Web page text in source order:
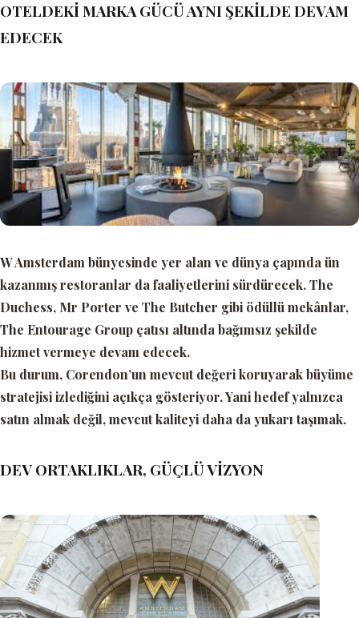
OTELDEKİ MARKA GÜCÜ AYNI ŞEKİLDE DEVAM
EDECEK
W Amsterdam bünyesinde yer alan ve dünya çapında ün
kazanmış restoranlar da faaliyetlerini sürdürecek. The
Duchess, Mr Porter ve The Butcher gibi ödüllü mekânlar,
The Entourage Group çatısı altında bağımsız şekilde
hizmet vermeye devam edecek.
Bu durum, Corendon’un mevcut değeri koruyarak büyüme
stratejisi izlediğini açıkça gösteriyor. Yani hedef yalnızca
satın almak değil, mevcut kaliteyi daha da yukarı taşımak.
DEV ORTAKLIKLAR, GÜÇLÜ VİZYON